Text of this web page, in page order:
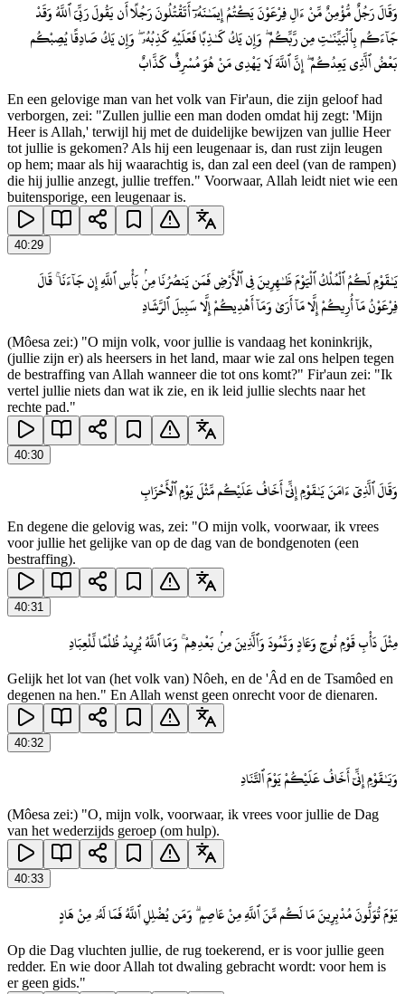
وَقَالَ رَجُلٌ مُّؤْمِنٌ مِّنْ ءَالِ فِرْعَوْنَ يَكْتُمُ إِيمَـٰنَهُۥٓ أَتَقْتُلُونَ رَجُلًا أَن يَقُولَ رَبِّىَ ٱللَّهُ وَقَدْ
جَآءَكُم بِٱلْبَيِّنَـٰتِ مِن رَّبِّكُمْ ۖ وَإِن يَكُ كَـٰذِبًا فَعَلَيْهِ كَذِبُهُۥ ۖ وَإِن يَكُ صَادِقًا يُصِبْكُم
بَعْضُ ٱلَّذِى يَعِدُكُمْ ۖ إِنَّ ٱللَّهَ لَا يَهْدِى مَنْ هُوَ مُسْرِفٌ كَذَّابٌ
En een gelovige man van het volk van Fir'aun, die zijn geloof had
verborgen, zei: "Zullen jullie een man doden omdat hij zegt: 'Mijn
Heer is Allah,' terwijl hij met de duidelijke bewijzen van jullie Heer
tot jullie is gekomen? Als hij een leugenaar is, dan rust zijn leugen
op hem; maar als hij waarachtig is, dan zal een deel (van de rampen)
die hij jullie anzegt, jullie treffen." Voorwaar, Allah leidt niet wie een
buitensporige, een leugenaar is.
40:29
يَـٰقَوْمِ لَكُمُ ٱلْمُلْكُ ٱلْيَوْمَ ظَـٰهِرِينَ فِى ٱلْأَرْضِ فَمَن يَنصُرُنَا مِنۢ بَأْسِ ٱللَّهِ إِن جَآءَنَا ۚ قَالَ
فِرْعَوْنُ مَآ أُرِيكُمْ إِلَّا مَآ أَرَىٰ وَمَآ أَهْدِيكُمْ إِلَّا سَبِيلَ ٱلرَّشَادِ
(Môesa zei:) "O mijn volk, voor jullie is vandaag het koninkrijk,
(jullie zijn er) als heersers in het land, maar wie zal ons helpen tegen
de bestraffing van Allah wanneer die tot ons komt?" Fir'aun zei: "Ik
vertel jullie niets dan wat ik zie, en ik leid jullie slechts naar het
rechte pad."
40:30
وَقَالَ ٱلَّذِىٓ ءَامَنَ يَـٰقَوْمِ إِنِّىٓ أَخَافُ عَلَيْكُم مِّثْلَ يَوْمِ ٱلْأَحْزَابِ
En degene die gelovig was, zei: "O mijn volk, voorwaar, ik vrees
voor jullie het gelijke van op de dag van de bondgenoten (een
bestraffing).
40:31
مِثْلَ دَأْبِ قَوْمِ نُوحٍ وَعَادٍ وَثَمُودَ وَٱلَّذِينَ مِنۢ بَعْدِهِمْ ۚ وَمَا ٱللَّهُ يُرِيدُ ظُلْمًا لِّلْعِبَادِ
Gelijk het lot van (het volk van) Nôeh, en de 'Âd en de Tsamôed en
degenen na hen." En Allah wenst geen onrecht voor de dienaren.
40:32
وَيَـٰقَوْمِ إِنِّىٓ أَخَافُ عَلَيْكُمْ يَوْمَ ٱلتَّنَادِ
(Môesa zei:) "O, mijn volk, voorwaar, ik vrees voor jullie de Dag
van het wederzijds geroep (om hulp).
40:33
يَوْمَ تُوَلُّونَ مُدْبِرِينَ مَا لَكُم مِّنَ ٱللَّهِ مِنْ عَاصِمٍ ۗ وَمَن يُضْلِلِ ٱللَّهُ فَمَا لَهُۥ مِنْ هَادٍ
Op die Dag vluchten jullie, de rug toekerend, er is voor jullie geen
redder. En wie door Allah tot dwaling gebracht wordt: voor hem is
er geen gids."